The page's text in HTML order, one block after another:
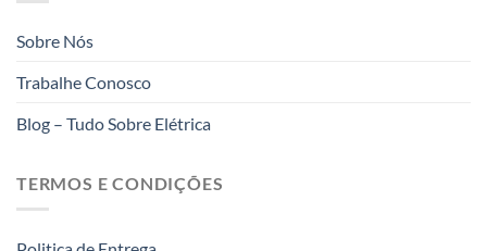
Sobre Nós
Trabalhe Conosco
Blog – Tudo Sobre Elétrica
TERMOS E CONDIÇÕES